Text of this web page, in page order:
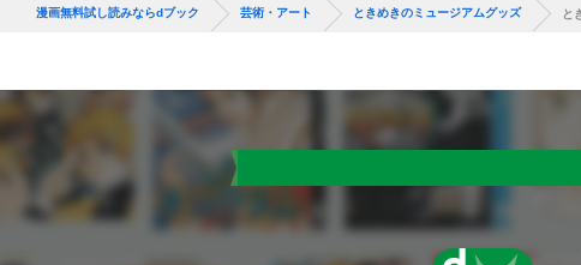
漫画無料試し読みならdブック 芸術・アート ときめきのミュージアムグッズ と